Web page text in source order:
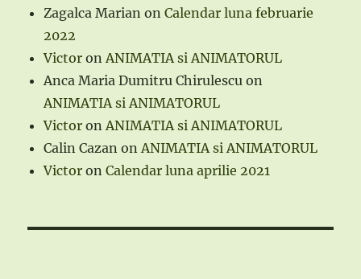
Zagalca Marian onCalendar luna februarie
2022
Victor onANIMATIA si ANIMATORUL
Anca Maria Dumitru Chirulescu on
ANIMATIA si ANIMATORUL
Victor onANIMATIA si ANIMATORUL
Calin Cazan onANIMATIA si ANIMATORUL
Victor onCalendar luna aprilie 2021